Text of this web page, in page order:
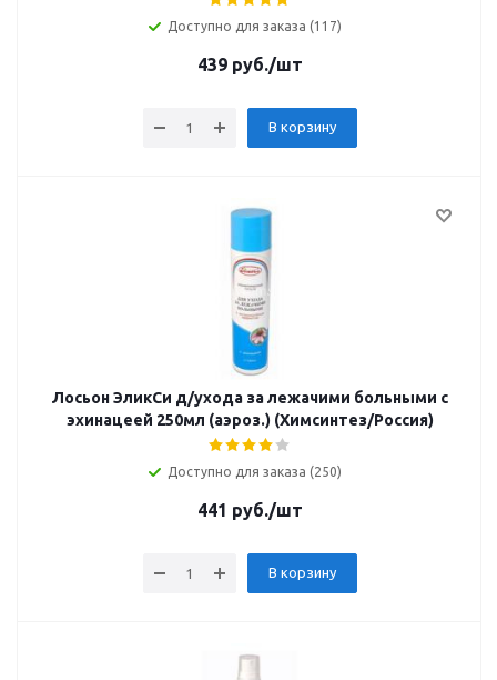
Доступно для заказа (117)
439руб./шт
В корзину
Лосьон ЭликСи д/ухода за лежачими больными с
эхинацеей 250мл (аэроз.) (Химсинтез/Россия)
Доступно для заказа (250)
441 руб./шт
В корзину